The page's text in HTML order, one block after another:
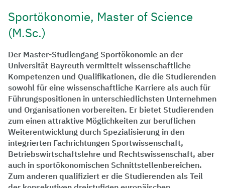
Sportökonomie, Master of Science
(M.Sc.)
Der Master-Studiengang Sportökonomie an der
Universität Bayreuth vermittelt wissenschaftliche
Kompetenzen und Qualifikationen, die die Studierenden
sowohl für eine wissenschaftliche Karriere als auch für
Führungspositionen in unterschiedlichsten Unternehmen
und Organisationen vorbereiten. Er bietet Studierenden
zum einen attraktive Möglichkeiten zur beruflichen
Weiterentwicklung durch Spezialisierung in den
integrierten Fachrichtungen Sportwissenschaft,
Betriebswirtschaftslehre und Rechtswissenschaft, aber
auch in sportökonomischen Schnittstellenbereichen.
Zum anderen qualifiziert er die Studierenden als Teil